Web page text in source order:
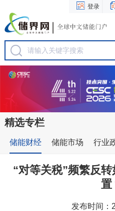
登录
精选专栏
储能财经 储能市场 行业
“对等关税”频繁反
置
发布时间：